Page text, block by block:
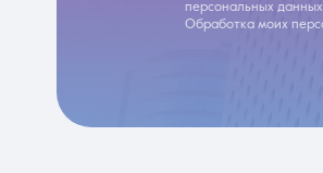
персональных
Обработка моих